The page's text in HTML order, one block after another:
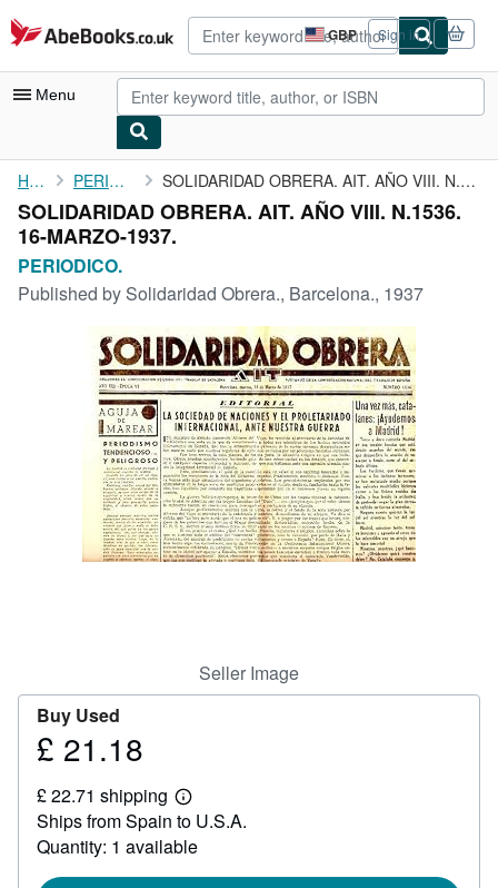
Skip to main content
AbeBooks.co.uk GBP
Site
shopping
preferences
Sign in
Menu
My Account
My Purchases
Advanced Search
Browse Collections
Rare Books
Art & Collectables
Start Selling
CLOSE
Home PERIODICO. SOLIDARIDAD OBRERA. AIT. AÑO VIII. N.1536. 16-MARZO-1937.
SOLIDARIDAD OBRERA. AIT. AÑO VIII. N.1536.
16-MARZO-1937.
PERIODICO.
Published by Solidaridad Obrera., Barcelona., 1937
Seller Image
Buy Used
Price
21.18
£ 21.18
£ 22.71 shipping
Learn
more
about
shipping
Ships from Spain to U.S.A.
Quantity: 1 available